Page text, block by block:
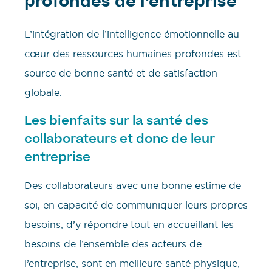
profondes de l’entreprise
L’intégration de l’intelligence émotionnelle au
cœur des ressources humaines profondes est
source de bonne santé et de satisfaction
globale.
Les bienfaits sur la santé des
collaborateurs et donc de leur
entreprise
Des collaborateurs avec une bonne estime de
soi, en capacité de communiquer leurs propres
besoins, d’y répondre tout en accueillant les
besoins de l’ensemble des acteurs de
l’entreprise, sont en meilleure santé physique,